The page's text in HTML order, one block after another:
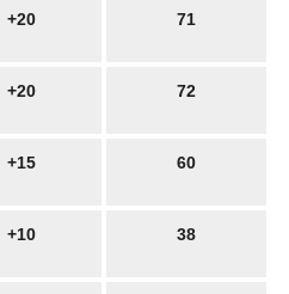
+20 71
+20 72
+15 60
+10 38